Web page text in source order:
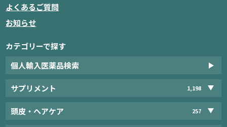
よくあるご質問
お知らせ
カテゴリーで探す
個人輸入医薬品検索
サプリメント 1,198
頭皮・ヘアケア 257